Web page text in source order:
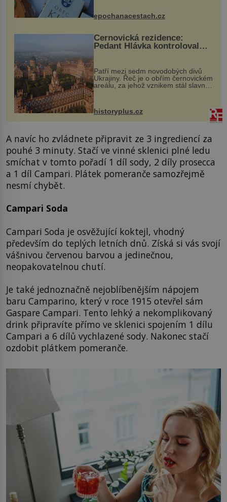
epochanacestach.cz
Černovická rezidence:
Pedant Hlávka kontroloval
Patří mezi sedm novodobých divů
Ukrajiny. Řeč je o obřím černovickém
areálu, za jehož vznikem stál slavný
český architekt Josef Hlávka. Ten si
na něm dal mimořádně záležet. Jeho
stavební plány by při ...
historyplus.cz
A navíc ho zvládnete připravit ze 3 ingrediencí za
pouhé 3 minuty. Stačí ve vinné sklenici plné ledu
smíchat v tomto pořadí 1 díl sody, 2 díly prosecca
a 1 díl Campari. Plátek pomeranče samozřejmě
nesmí chybět.
Campari Soda
Campari Soda je osvěžující koktejl, vhodný
především do teplých letních dnů. Získá si vás svojí
vášnivou červenou barvou a jedinečnou,
neopakovatelnou chutí.
Je také jednoznačně nejoblíbenějším nápojem
baru Camparino, který v roce 1915 otevřel sám
Gaspare Campari. Tento lehký a nekomplikovaný
drink připravíte přímo ve sklenici spojením 1 dílu
Campari a 6 dílů vychlazené sody. Nakonec stačí
ozdobit plátkem pomeranče.